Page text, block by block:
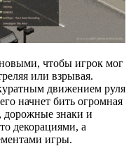
чтобы игрок мог
или взрывая.
движением руля
начнет бить огромная
дорожные знаки и
декорациями, а
игры.